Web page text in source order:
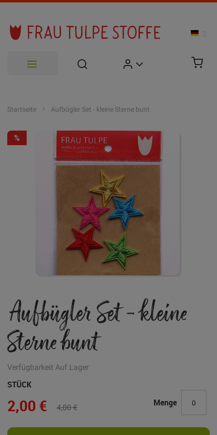
Startseite Aufbügler Set - kleine Sterne bunt
Zum
Ende
der
Bildgalerie
springen
-50%
Aufbügler Set - kleine
Sterne bunt
VerfügbarkeitAuf Lager
2,00 € 4,00 €
STÜCK
Menge